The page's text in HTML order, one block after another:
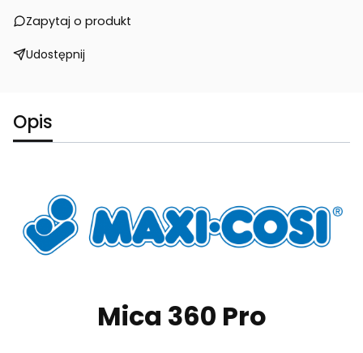
Zapytaj o produkt
Udostępnij
Opis
Mica 360 Pro